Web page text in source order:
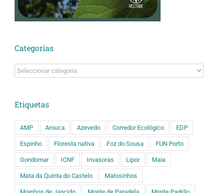
Categorias
Categorias
Etiquetas
AMP Arouca Azevedo Corredor Ecológico EDP
Espinho Floresta nativa Foz do Sousa FUN Porto
Gondomar ICNF Invasoras Lipor Maia
Mata da Quinta do Castelo Matosinhos